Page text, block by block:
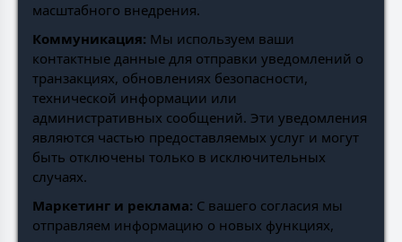
масштабного внедрения.
Коммуникация: Мы используем ваши
контактные данные для отправки уведомлений о
транзакциях, обновлениях безопасности,
технической информации или
административных сообщений. Эти уведомления
являются частью предоставляемых услуг и могут
быть отключены только в исключительных
случаях.
Маркетинг и реклама: С вашего согласия мы
отправляем информацию о новых функциях,